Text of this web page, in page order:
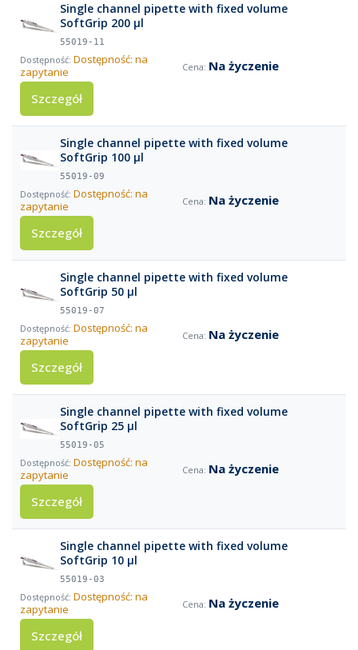
Single channel pipette with fixed volume
SoftGrip 200 µl
55019-11
Dostępność: na
zapytanie
Na życzenie
Szczegół
Single channel pipette with fixed volume
SoftGrip 100 µl
55019-09
Dostępność: na
zapytanie
Na życzenie
Szczegół
Single channel pipette with fixed volume
SoftGrip 50 µl
55019-07
Dostępność: na
zapytanie
Na życzenie
Szczegół
Single channel pipette with fixed volume
SoftGrip 25 µl
55019-05
Dostępność: na
zapytanie
Na życzenie
Szczegół
Single channel pipette with fixed volume
SoftGrip 10 µl
55019-03
Dostępność: na
zapytanie
Na życzenie
Szczegół